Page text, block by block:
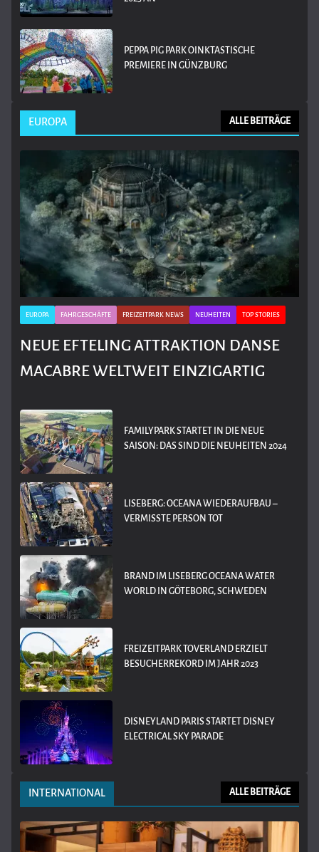
PEPPA PIG PARK OINKTASTISCHE
PREMIERE IN GÜNZBURG
EUROPA ALLE BEITRÄGE
EUROPA FAHRGESCHÄFTE FREIZEITPARK NEWS NEUHEITEN TOP STORIES
NEUE EFTELING ATTRAKTION DANSE
MACABRE WELTWEIT EINZIGARTIG
FAMILYPARK STARTET IN DIE NEUE
SAISON: DAS SIND DIE NEUHEITEN 2024
LISEBERG: OCEANA WIEDERAUFBAU –
VERMISSTE PERSON TOT
BRAND IM LISEBERG OCEANA WATER
WORLD IN GÖTEBORG, SCHWEDEN
FREIZEITPARK TOVERLAND ERZIELT
BESUCHERREKORD IM JAHR 2023
DISNEYLAND PARIS STARTET DISNEY
ELECTRICAL SKY PARADE
INTERNATIONAL ALLE BEITRÄGE